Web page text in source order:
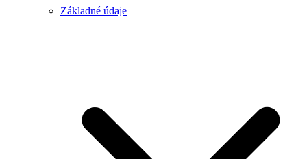
Základné údaje